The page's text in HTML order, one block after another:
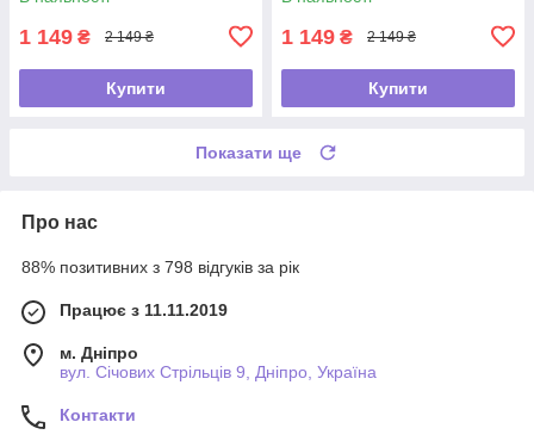
1 149 ₴ 2 149 ₴
Купити
1 149 ₴ 2 149 ₴
Купити
Показати ще
Про нас
88% позитивних з 798 відгуків за рік
Працює з 11.11.2019
м. Дніпро
вул. Січових Стрільців 9, Дніпро, Україна
Контакти